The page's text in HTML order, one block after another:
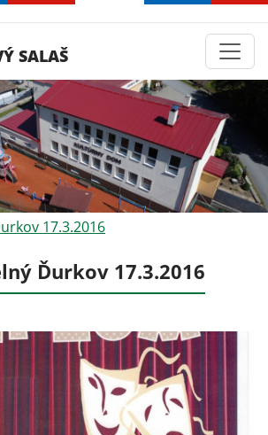
SALAŠ
17.3.2016
Ďurkov 17.3.2016